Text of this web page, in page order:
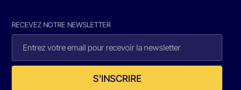
RECEVEZ NOTRE NEWSLETTER
S'INSCRIRE